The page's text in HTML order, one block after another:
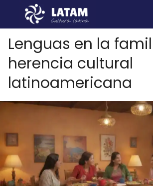
Lenguas en la
herencia cultural
latinoamericana